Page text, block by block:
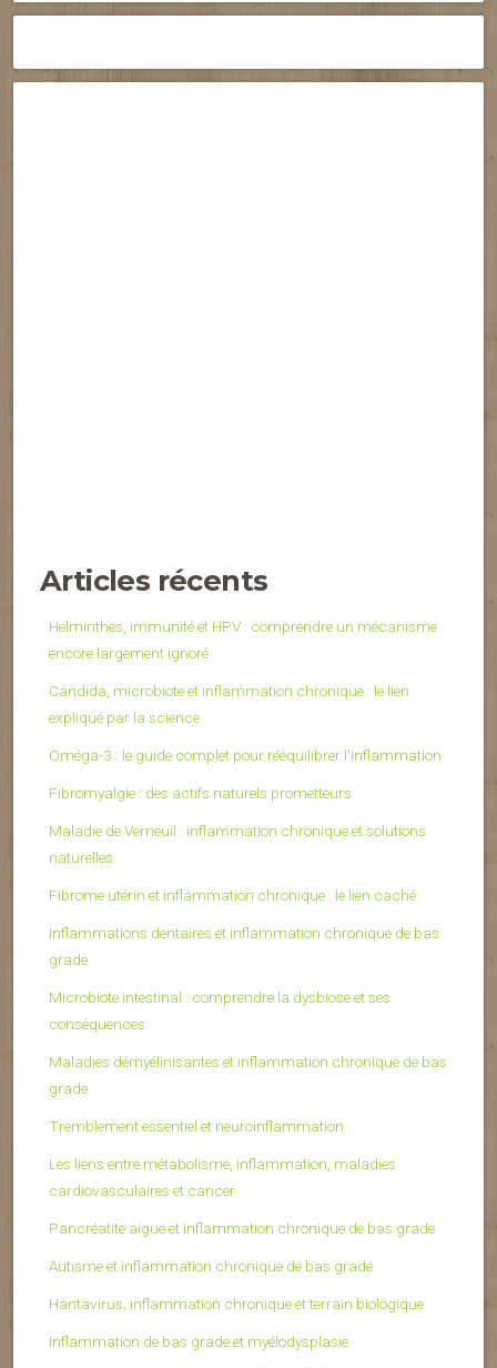
Articles récents
Helminthes, immunité et HPV : comprendre un mécanisme
encore largement ignoré
Candida, microbiote et inflammation chronique : le lien
expliqué par la science
Oméga-3 : le guide complet pour rééquilibrer l’inflammation
Fibromyalgie : des actifs naturels prometteurs
Maladie de Verneuil : inflammation chronique et solutions
naturelles
Fibrome utérin et inflammation chronique : le lien caché
Inflammations dentaires et inflammation chronique de bas
grade
Microbiote intestinal : comprendre la dysbiose et ses
conséquences
Maladies démyélinisantes et inflammation chronique de bas
grade
Tremblement essentiel et neuroinflammation
Les liens entre métabolisme, inflammation, maladies
cardiovasculaires et cancer
Pancréatite aiguë et inflammation chronique de bas grade
Autisme et inflammation chronique de bas grade
Hantavirus, inflammation chronique et terrain biologique
Inflammation de bas grade et myélodysplasie